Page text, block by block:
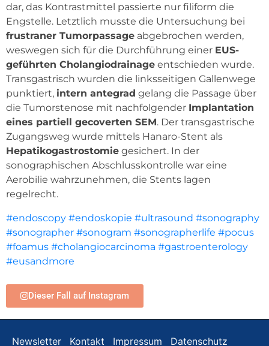
dar, das Kontrastmittel passierte nur filiform die
Engstelle. Letztlich musste die Untersuchung bei
frustraner Tumorpassage abgebrochen werden,
weswegen sich für die Durchführung einer EUS-
geführten Cholangiodrainage entschieden wurde.
Transgastrisch wurden die linksseitigen Gallenwege
punktiert, intern antegrad gelang die Passage über
die Tumorstenose mit nachfolgender Implantation
eines partiell gecoverten SEM. Der transgastrische
Zugangsweg wurde mittels Hanaro-Stent als
Hepatikogastrostomie gesichert. In der
sonographischen Abschlusskontrolle war eine
Aerobilie wahrzunehmen, die Stents lagen
regelrecht.
#endoscopy #endoskopie #ultrasound #sonography
#sonographer #sonogram #sonographerlife #pocus
#foamus #cholangiocarcinoma #gastroenterology
#eusandmore
Dieser Fall auf Instagram
Newsletter Kontakt Impressum Datenschutz